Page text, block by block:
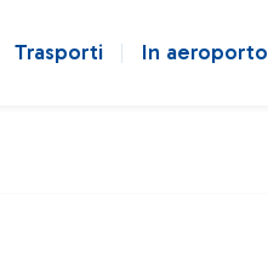
Trasporti In aeroporto